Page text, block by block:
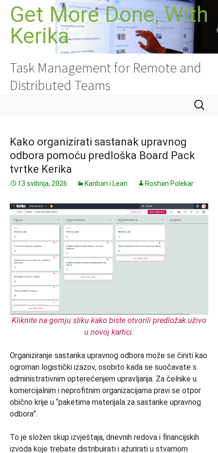
Skoči
sadržaja
Get More Done, With
Kerika
Task Management for Remote and
Distributed Teams
Kako organizirati sastanak upravnog
odbora pomoću predloška Board Pack
tvrtke Kerika
13 svibnja, 2026 Kanban i Lean Roshan Polekar
Kliknite na gornju sliku kako biste otvorili predložak uživo
u novoj kartici.
Organiziranje sastanka upravnog odbora može se činiti kao
ogroman logistički izazov, osobito kada se suočavate s
administrativnim opterećenjem upravljanja. Za čelnike u
komercijalnim i neprofitnim organizacijama pravi se otpor
obično krije u “paketima materijala za sastanke upravnog
odbora”.
To je složen skup izvještaja, dnevnih redova i financijskih
izvoda koje trebate distribuirati i ažurirati u stvarnom